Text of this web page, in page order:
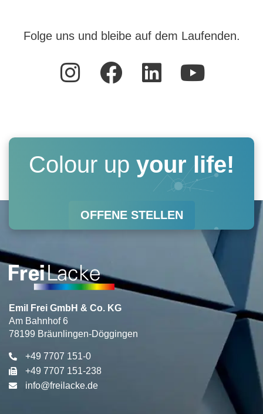
Folge uns und bleibe auf dem Laufenden.
I
n
t
a
g
a
F
a
e
b
o
k
L
i
k
e
d
i
n
Y
o
t
u
b
Colour up your life!
OFFENE STELLEN
Emil Frei GmbH & Co. KG
Am Bahnhof 6
78199 Bräunlingen-Döggingen
+49 7707 151-0
+49 7707 151-238
info@freilacke.de